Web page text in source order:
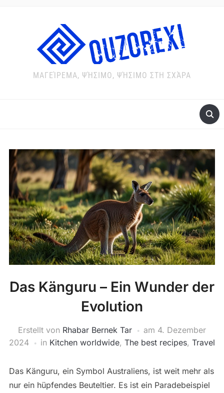
ΜΑΓΕΊΡΕΜΑ, ΨΉΣΙΜΟ, ΨΉΣΙΜΟ ΣΤΗ ΣΧΆΡΑ
Das Känguru – Ein Wunder der
Evolution
Erstellt von Rhabar Bernek Tar am 4. Dezember
2024
in Kitchen worldwide, The best recipes, Travel
Das Känguru, ein Symbol Australiens, ist weit mehr als
nur ein hüpfendes Beuteltier. Es ist ein Paradebeispiel